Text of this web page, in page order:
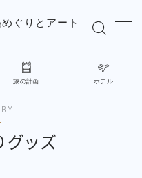
ぐりとアート
旅の計画 ホテル
ッズ